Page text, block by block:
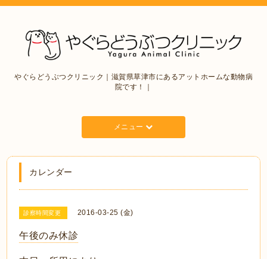
やぐらどうぶつクリニック｜滋賀県草津市にあるアットホームな動物病
院です！｜
メニュー
カレンダー
診察時間変更 2016-03-25 (金)
午後のみ休診